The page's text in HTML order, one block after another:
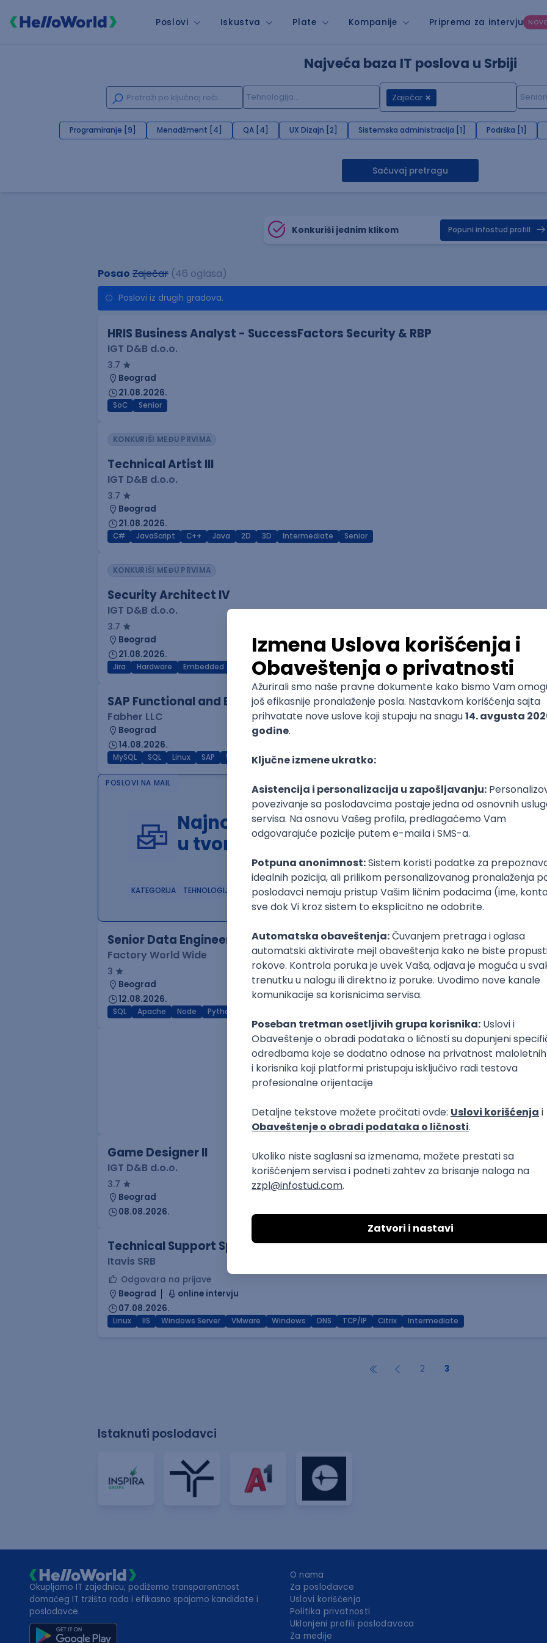
Poslovi Iskustva Plate Kompanije Priprema za intervju
Najveća baza IT poslova u Srbiji
Zaječar
Programiranje [9] Menadžment [4] QA [4] UX Dizajn [2] Sistemska administracija [1] Podrška [1]
Sačuvaj pretragu
Konkuriši jednim klikom Popuni infostud profill
Posao Zaječar (46 oglasa)
Poslovi iz drugih gradova.
HRIS Business Analyst - SuccessFactors Security & RBP
IGT D&B d.o.o.
3.7
Beograd
21.08.2026.
SoC Senior
KONKURIŠI MEĐU PRVIMA
Technical Artist III
IGT D&B d.o.o.
3.7
Beograd
21.08.2026.
C# JavaScript C++ Java 2D 3D Intermediate Senior
KONKURIŠI MEĐU PRVIMA
Security Architect IV
IGT D&B d.o.o.
3.7
Beograd
21.08.2026.
Jira Hardware Embedded Senior
SAP Functional and ERP Analyst
Fabher LLC
Beograd
14.08.2026.
MySQL SQL Linux SAP Windows ERP Intermediate
POSLOVI NA MAIL
Najnoviji poslovi svakog dana
u tvom inboxu
KATEGORIJA TEHNOLOGIJA POSLODAVAC GRAD SENIORITET NAČIN RADA
Senior Data Engineer - LLM Data Platform
Factory World Wide
3
Beograd
12.08.2026.
SQL Apache Node Python
.NET Software Developer
OOP RESTful Microservices Senior
Game Designer II
IGT D&B d.o.o.
3.7
Beograd
08.08.2026.
Technical Support Specialist
Itavis SRB
Odgovara na prijave
Beograd
online intervju
07.08.2026.
Linux IIS Windows Server VMware Windows DNS TCP/IP Citrix Intermediate
2 3
Istaknuti poslodavci
Okupljamo IT zajednicu, podižemo transparentnost
domaćeg IT tržišta rada i efikasno spajamo kandidate i
poslodavce.
O nama
Za poslodavce
Uslovi korišćenja
Politika privatnosti
Uklonjeni profili poslodavaca
Za medije